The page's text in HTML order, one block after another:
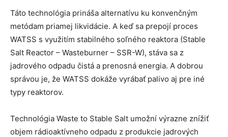
Táto technológia prináša alternatívu ku konvenčným
metódam priamej likvidácie. A keď sa prepojí proces
WATSS s využitím stabilného soľného reaktora (Stable
Salt Reactor – Wasteburner – SSR-W), stáva sa z
jadrového odpadu čistá a prenosná energia. A dobrou
správou je, že WATSS dokáže vyrábať palivo aj pre iné
typy reaktorov.
Technológia Waste to Stable Salt umožní výrazne znížiť
objem rádioaktívneho odpadu z produkcie jadrových